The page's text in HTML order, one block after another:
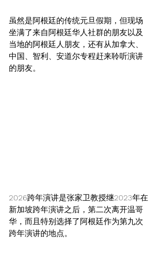
虽然是阿根廷的传统元旦假期，但现场
坐满了来自阿根廷华人社群的朋友以及
当地的阿根廷人朋友，还有从加拿大、
中国、智利、安道尔专程赶来聆听演讲
的朋友。
2026跨年演讲是张家卫教授继2023年在
新加坡跨年演讲之后，第二次离开温哥
华，而且特别选择了阿根廷作为第九次
跨年演讲的地点。